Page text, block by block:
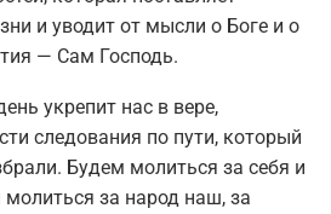
и уводит от мысли о Боге и о
— Сам Господь.
укрепит нас в вере,
следования по пути, который
Будем молиться за себя и
молиться за народ наш, за